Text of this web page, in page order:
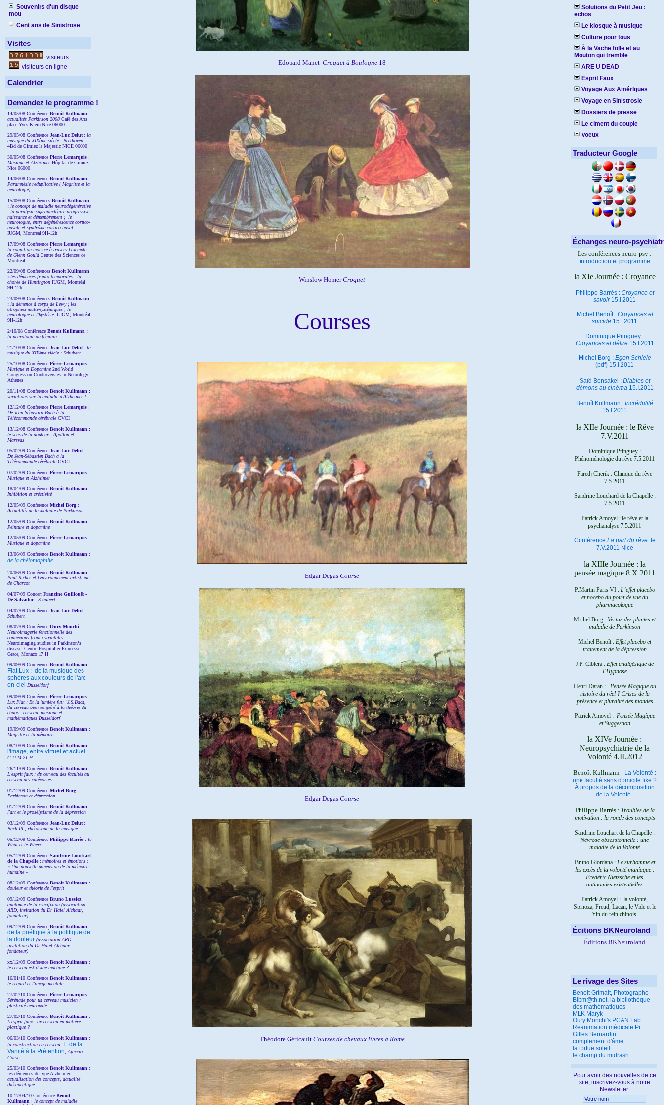
Souvenirs d'un disque
mou
Cent ans de Sinistrose
Visites
visiteurs
visiteurs en ligne
Calendrier
Demandez le programme !
14/05/08 Conférence Benoit Kullmann :
actualités Parkinson 2008 Café des Arts
place Yves Klein Nice 06000
29/05/08 Conférence Jean-Luc Delut : la
musique du XIXème siècle : Beethoven
4Bd de Cimiez le Majestic NICE 06000
30/05/08 Conférence Pierre Lemarquis :
Musique et Alzheimer Hôpital de Cimiez
Nice 06000
14/06/08 Conférence Benoit Kullmann :
Paramnésie reduplicative ( Magritte et la
neurologie)
15/09/08 Conférences Benoit Kullmann
: le concept de maladie neurodégénérative
; la paralysie supranucléaire progressive,
naissance et démembrement ; le
neurologue, entre dégénérescence cortico-
basale et syndrôme cortico-basal :
IUGM, Montréal 9H-12h
17/09/08 Conférence Pierre Lemarquis :
la cognition motrice à travers l'exemple
de Glenn Gould Centre des Sciences de
Montreal
22/09/08 Conférences Benoit Kullmann
: les démences fronto-temporales ; la
chorée de Huntington IUGM, Montréal
9H-12h
23/09/08 Conférences Benoit Kullmann
: la démence à corps de Lewy ; les
atrophies multi-systémiques ; le
neurologue et l'hystérie IUGM, Montréal
9H-12h
2/10/08 Conférence Benoit Kullmann :
la neurologie au féminin
21/10/08 Conférence Jean-Luc Delut : la
musique du XIXème siècle : Schubert
25/10/08 Conférence Pierre Lemarquis :
Musique et Dopamine2nd World
Congress on Controversies in Neurology
Athènes
20/11/08 Conférence Benoit Kullmann :
variations sur la maladie d'Alzheimer I
12/12/08 Conférence Pierre Lemarquis :
De Jean-Sébastien Bach à la
Télécommande cérébraleCVCI
13/12/08 Conférence Benoit Kullmann :
le sens de la douleur ; Apollon et
Marsyas
05/02/09 Conférence Jean-Luc Delut :
De Jean-Sébastien Bach à la
Télécommande cérébraleCVCI
07/02/09 Conférence Pierre Lemarquis :
Musique et Alzheimer
18/04/09 Conférence Benoit Kullmann :
Inhibition et créativité
12/05/09 Conférence Michel Borg :
Actualités de la maladie de Parkinson
12/05/09 Conférence Benoit Kullmann :
Peinture et dopamine
12/05/09 Conférence Pierre Lemarquis :
Musique et dopamine
13/06/09 Conférence Benoit Kullmann :
de la chéloniophilie
20/06/09 Conférence Benoit Kullmann :
Paul Richer et l'environnement artistique
de Charcot
04/07/09 Concert Francine Guillouët -
De Salvador : Schubert
04/07/09 Conférence Jean-Luc Delut :
Schubert
08/07/09 Conférence Oury Monchi :
Neuroimagerie fonctionnelle des
connexions fronto-striatales :
Neuroimaging studies in Parkinson¹s
disease. Centre Hospitalier Princesse
Grace, Monaco 17 H
09/09/09 Conférence Benoit Kullmann :
Fiat Lux : de la musique des
sphères aux couleurs de l'arc-
en-ciel
Dusseldorf
09/09/09 Conférence Pierre Lemarquis :
Lux Fiat : Et la lumière fut: "J.S.Bach,
du cerveau bien tempéré à la théorie du
chaos : cerveau, musique et
mathématiques Dusseldorf
19/09/09 Conférence Benoit Kullmann :
Magritte et la mémoire
08/10/09 Conférence Benoit Kullmann :
l'image, entre virtuel et actuel
C.U.M 21 H
26/11/09 Conférence Benoit Kullmann :
L'esprit faux : du cerveau des facultés au
cerveau des catégories
01/12/09 Conférence Michel Borg :
Parkinson et dépression
01/12/09 Conférence Benoit Kullmann :
l'art et le prosélytisme de la dépression
03/12/09 Conférence Jean-Luc Delut :
Bach III ; rhétorique de la musique
05/12/09 Conférence Philippe Barrès : le
What et le Where
05/12/09 Conférence SandrineLouchart
de la Chapelle: mémoires et émotions :
« Une nouvelle dimension de la mémoire
humaine »
08/12/09 Conférence Benoit Kullmann :
douleur et théorie de l'esprit
09/12/09 Conférence Bruno Lussiez :
anatomie de la crucifixion (association
ARD, invitation du Dr Haiel Alchaar,
fondateur)
09/12/09 Conférence Benoit Kullmann :
de la poétique à la politique de
la douleur (association ARD,
invitation du Dr Haiel Alchaar,
fondateur)
xx/12/09 Conférence Benoit Kullmann :
le cerveau est-il une machine ?
16/01/10 Conférence Benoit Kullmann :
le regard et l'image mentale
27/02/10 Conférence Pierre Lemarquis :
Sérénade pour un cerveau musicien :
plasticité neuronale
27/02/10 Conférence Benoit Kullmann :
L'esprit faux : un cerveau en matière
plastique ?
06/03/10 Conférence Benoit Kullmann :
la construction du cerveau,
I : de la
Vanité à la Prétention , Ajaccio,
Corse
25/03/10 Conférence Benoit Kullmann :
les démences de type Alzheimer :
actualisation des concepts, actualité
thérapeutique
10-17/04/10 Conférence Benoit
Kullmann : le concept de maladie
Edouard Manet Croquet à Boulogne 18
Winslow HomerCroquet
Courses
Edgar Degas Course
Edgar Degas Course
Théodore Géricault Courses de chevaux libres à Rome
Solutions du Petit Jeu :
echos
Le kiosque à musique
Culture pour tous
À la Vache folle et au
Mouton qui tremble
ARE U DEAD
Esprit Faux
Voyage Aux Amériques
Voyage en Sinistrosie
Dossiers de presse
Le ciment du couple
Voeux
Traducteur Google
Échanges neuro-
Les conférences neuro-psy :
introduction et programme
la XIe Journée : Croyance
Philippe Barrès : Croyance et
savoir15.I.2011
Michel Benoît : Croyances et
suicide 15.I.2011
Dominique Pringuey :
Croyances et délire15.I.2011
Michel Borg : Egon Schiele
(pdf) 15.I.2011
Saïd Bensakel : Diables et
démons au cinéma 15.I.2011
Benoît Kullmann : Incrédulité
15.I.2011
la XIIe Journée : le Rêve
7.V.2011
Dominique Pringuey :
Phénoménologie du rêve 7.5.2011
Faredj Cherik : Clinique du rêve
7.5.2011
Sandrine Louchard de la Chapelle :
7.5.2011
Patrick Amoyel : le rêve et la
psychanalyse 7.5.2011
Conférence La part du rêve
le
7.V.2011 Nice
la XIIIe Journée : la
pensée magique 8.X.2011
P.Martin Paris VI : L’effet placebo
et nocebo du point de vue du
pharmacologue
Michel Borg : Vertus des plantes et
maladie de Parkinson
Michel Benoît : Effet placebo et
traitement de la dépression
J.P. Cibiera : Effet analgésique de
l’Hypnose
Henri Daran : Pensée Magique ou
histoire du réel ?Crises de la
présence et pluralité des mondes
Patrick Amoyel : Pensée Magique
et Suggestion
la XIVe Journée :
Neuropsychiatrie de la
Volonté 4.II.2012
Benoît Kullmann : La Volonté :
une faculté sans domicile fixe ?
À propos de la décomposition
de la Volonté.
Philippe Barrès : Troubles de la
motivation : la ronde des concepts
Sandrine Louchart de la Chapelle :
Névrose obsessionnelle : une
maladie de la Volonté
Bruno Giordana : Le surhomme et
les excès de la volonté maniaque :
Fredéric Nietzsche et les
antinomies existentielles
Patrick Amoyel : la volonté,
Spinoza, Freud, Lacan, le Vide et le
Yin du rein chinois
Éditions BKNeuroland
Éditions BKNeuroland
Le rivage des Sites
Benoit Grimalt, Photographe
Bibm@th.net, la bibliothèque
des mathématiques
MLK Maryk
Oury Monchi's PCAN Lab
Reanimation médicale Pr
Gilles Bernardin
complement d'âme
la tortue soleil
le champ du midrash
Pour avoir des nouvelles de ce
site, inscrivez-vous à notre
Newsletter.